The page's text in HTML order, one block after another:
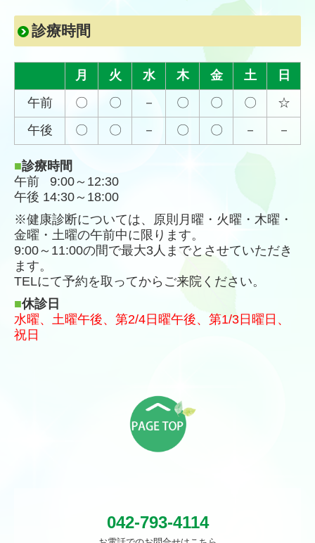
診療時間
月 火 水 木 金 土
日
午前
〇 〇 － 〇 〇 〇
☆
午後
〇 〇 － 〇 〇 － －
■診療時間
午前 9:00～12:30
午後 14:30～18:00
※健康診断については、原則月曜・火曜・木曜・
金曜・土曜の午前中に限ります。
9:00～11:00の間で最大3人までとさせていただき
ます。
TELにて予約を取ってからご来院ください。
■休診日
水曜、土曜午後、第2/4日曜午後、第1/3日曜日、
祝日
042-793-4114